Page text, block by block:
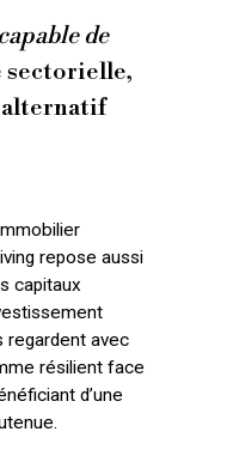
de
sectorielle,
repose aussi
capitaux
regardent avec
résilient face
d’une